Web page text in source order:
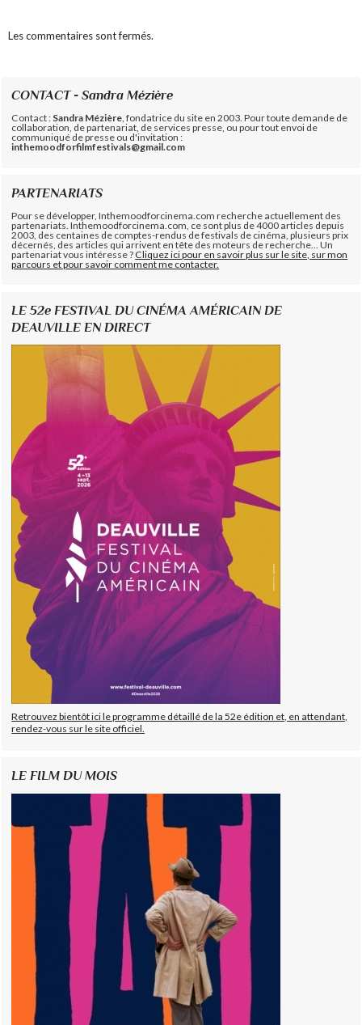
Les commentaires sont fermés.
CONTACT - Sandra Mézière
Contact : Sandra Mézière , fondatrice du site en 2003. Pour toute demande de
collaboration, de partenariat, de services presse, ou pour tout envoi de
communiqué de presse ou d'invitation :
inthemoodforfilmfestivals@gmail.com
PARTENARIATS
Pour se développer, Inthemoodforcinema.com recherche actuellement des
partenariats. Inthemoodforcinema.com, ce sont plus de 4000 articles depuis
2003, des centaines de comptes-rendus de festivals de cinéma, plusieurs prix
décernés, des articles qui arrivent en tête des moteurs de recherche... Un
partenariat vous intéresse ?Cliquez ici pour en savoir plus sur le site, sur mon
parcours et pour savoir comment me contacter.
LE 52e FESTIVAL DU CINÉMA AMÉRICAIN DE
DEAUVILLE EN DIRECT
Retrouvez bientôt ici le programme détaillé de la 52e édition et, en attendant,
rendez-vous sur le site officiel.
LE FILM DU MOIS